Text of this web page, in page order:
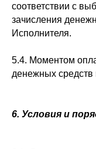
соответствии с
зачисления
Исполнителя.
5.4. Моментом
денежных средств
6. Условия и